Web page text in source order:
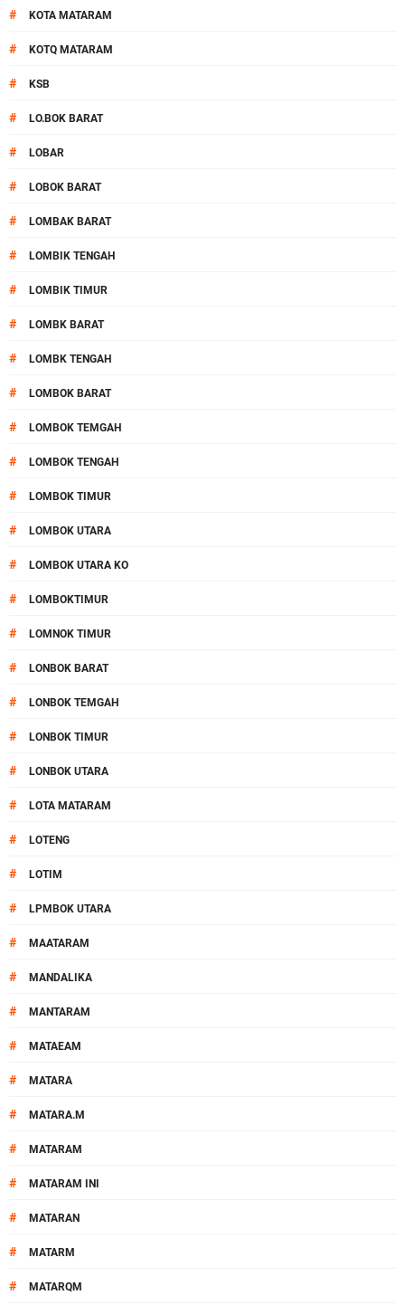
# KOTA MATARAM
# KOTQ MATARAM
# KSB
# LO.BOK BARAT
# LOBAR
# LOBOK BARAT
# LOMBAK BARAT
# LOMBIK TENGAH
# LOMBIK TIMUR
# LOMBK BARAT
# LOMBK TENGAH
# LOMBOK BARAT
# LOMBOK TEMGAH
# LOMBOK TENGAH
# LOMBOK TIMUR
# LOMBOK UTARA
# LOMBOK UTARA KO
# LOMBOKTIMUR
# LOMNOK TIMUR
# LONBOK BARAT
# LONBOK TEMGAH
# LONBOK TIMUR
# LONBOK UTARA
# LOTA MATARAM
# LOTENG
# LOTIM
# LPMBOK UTARA
# MAATARAM
# MANDALIKA
# MANTARAM
# MATAEAM
# MATARA
# MATARA.M
# MATARAM
# MATARAM INI
# MATARAN
# MATARM
# MATARQM